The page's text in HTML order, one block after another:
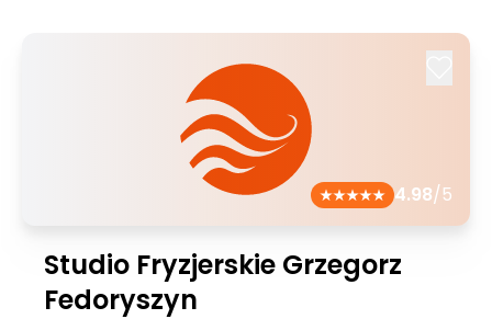
4.98/5
Studio Fryzjerskie Grzegorz
Fedoryszyn